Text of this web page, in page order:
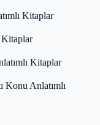
Kitaplar
Kitaplar
Kitaplar
Konu Anlatımlı